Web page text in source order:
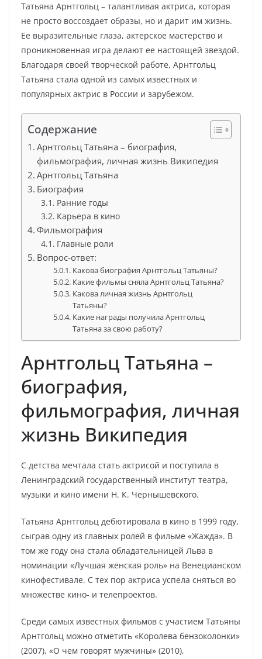
Татьяна Арнтгольц – талантливая актриса, которая
не просто воссоздает образы, но и дарит им жизнь.
Ее выразительные глаза, актерское мастерство и
проникновенная игра делают ее настоящей звездой.
Благодаря своей творческой работе, Арнтгольц
Татьяна стала одной из самых известных и
популярных актрис в России и зарубежом.
Содержание
Арнтгольц Татьяна – биография,
фильмография, личная жизнь Википедия
Арнтгольц Татьяна
Биография
Ранние годы
Карьера в кино
Фильмография
Главные роли
Вопрос-ответ:
Какова биография Арнтгольц Татьяны?
Какие фильмы сняла Арнтгольц Татьяна?
Какова личная жизнь Арнтгольц
Татьяны?
Какие награды получила Арнтгольц
Татьяна за свою работу?
Арнтгольц Татьяна –
биография,
фильмография, личная
жизнь Википедия
С детства мечтала стать актрисой и поступила в
Ленинградский государственный институт театра,
музыки и кино имени Н. К. Чернышевского.
Татьяна Арнтгольц дебютировала в кино в 1999 году,
сыграв одну из главных ролей в фильме «Жажда». В
том же году она стала обладательницей Льва в
номинации «Лучшая женская роль» на Венецианском
кинофестивале. С тех пор актриса успела сняться во
множестве кино- и телепроектов.
Среди самых известных фильмов с участием Татьяны
Арнтгольц можно отметить «Королева бензоколонки»
(2007), «О чем говорят мужчины» (2010),